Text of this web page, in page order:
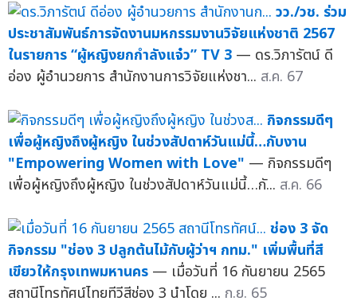
วว./วช. ร่วม
ประชาสัมพันธ์การจัดงานมหกรรมงานวิจัยแห่งชาติ 2567
ในรายการ “ผู้หญิงยกกำลังแจ๋ว” TV 3 — ดร.วิภารัตน์ ดี
อ่อง ผู้อำนวยการ สำนักงานการวิจัยแห่งชา... ส.ค. 67
กิจกรรมดีๆ
เพื่อผู้หญิงถึงผู้หญิง ในช่วงสัปดาห์วันแม่นี้…กับงาน
"Empowering Women with Love" — กิจกรรมดีๆ
เพื่อผู้หญิงถึงผู้หญิง ในช่วงสัปดาห์วันแม่นี้…กั... ส.ค. 66
ช่อง 3 จัด
กิจกรรม "ช่อง 3 ปลูกต้นไม้กับผู้ว่าฯ กทม." เพิ่มพื้นที่สี
เขียวให้กรุงเทพมหานคร — เมื่อวันที่ 16 กันยายน 2565
สถานีโทรทัศน์ไทยทีวีสีช่อง 3 นำโดย ... ก.ย. 65